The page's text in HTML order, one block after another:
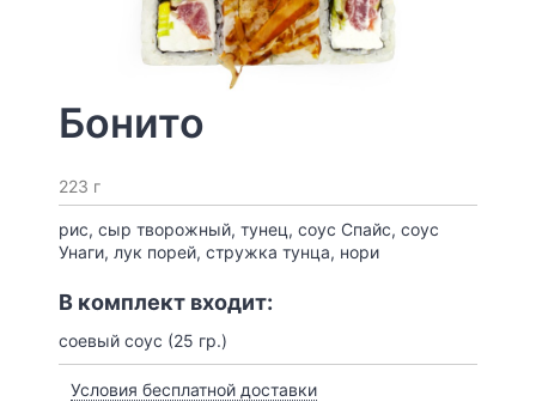
Бонито
223 г
рис, сыр творожный, тунец, соус Спайс, соус
Унаги, лук порей, стружка тунца, нори
В комплект входит:
соевый соус (25 гр.)
Условия бесплатной доставки